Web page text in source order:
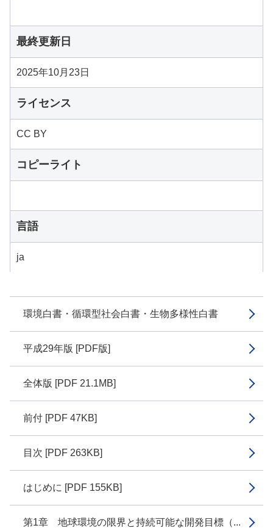
環境白書・循環型社会白書・生物多様性白書
平成29年版 [PDF版]
全体版 [PDF 21.1MB]
前付 [PDF 47KB]
目次 [PDF 263KB]
はじめに [PDF 155KB]
第1章 地球環境の限界と持続可能な開発目標（...
最終更新日
2025年10月23日
ライセンス
CC BY
コピーライト
言語
ja